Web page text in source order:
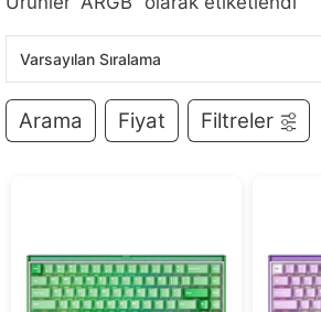
Arama Fiyat Filtreler